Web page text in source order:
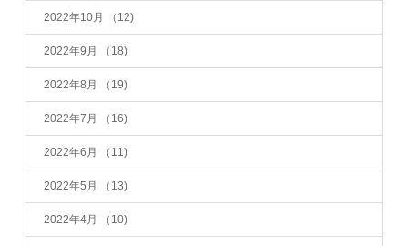
2022年10月 （12)
2022年9月 （18)
2022年8月 （19)
2022年7月 （16)
2022年6月 （11)
2022年5月 （13)
2022年4月 （10)